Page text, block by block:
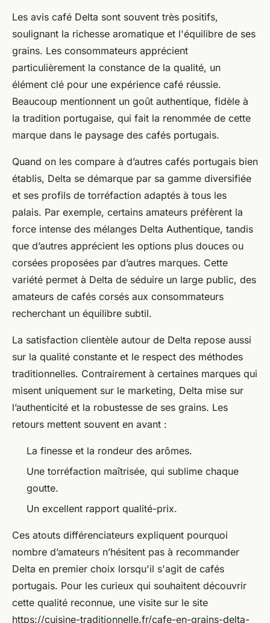
Les avis café Delta sont souvent très positifs,
soulignant la richesse aromatique et l'équilibre de ses
grains. Les consommateurs apprécient
particulièrement la constance de la qualité, un
élément clé pour une expérience café réussie.
Beaucoup mentionnent un goût authentique, fidèle à
la tradition portugaise, qui fait la renommée de cette
marque dans le paysage des cafés portugais.
Quand on les compare à d’autres cafés portugais bien
établis, Delta se démarque par sa gamme diversifiée
et ses profils de torréfaction adaptés à tous les
palais. Par exemple, certains amateurs préfèrent la
force intense des mélanges Delta Authentique, tandis
que d’autres apprécient les options plus douces ou
corsées proposées par d’autres marques. Cette
variété permet à Delta de séduire un large public, des
amateurs de cafés corsés aux consommateurs
recherchant un équilibre subtil.
La satisfaction clientèle autour de Delta repose aussi
sur la qualité constante et le respect des méthodes
traditionnelles. Contrairement à certaines marques qui
misent uniquement sur le marketing, Delta mise sur
l’authenticité et la robustesse de ses grains. Les
retours mettent souvent en avant :
La finesse et la rondeur des arômes.
Une torréfaction maîtrisée, qui sublime chaque
goutte.
Un excellent rapport qualité-prix.
Ces atouts différenciateurs expliquent pourquoi
nombre d’amateurs n’hésitent pas à recommander
Delta en premier choix lorsqu'il s'agit de cafés
portugais. Pour les curieux qui souhaitent découvrir
cette qualité reconnue, une visite sur le site
https://cuisine-traditionnelle.fr/cafe-en-grains-delta-